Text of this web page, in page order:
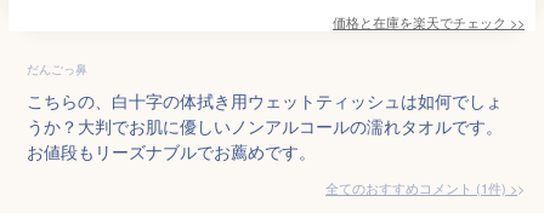
価格と在庫を楽天でチェック >>
だんごっ鼻
こちらの、白十字の体拭き用ウェットティッシュは如何でしょ
うか？大判でお肌に優しいノンアルコールの濡れタオルです。
お値段もリーズナブルでお薦めです。
全てのおすすめコメント (1件) >